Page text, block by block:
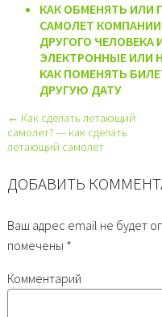
КАК ОБМЕНЯТЬ ИЛИ
САМОЛЕТ
ДРУГОГО
ЭЛЕКТРОННЫЕ ИЛИ
КАК ПОМЕНЯТЬ
ДРУГУЮ ДАТУ
← Как сделать летающий
самолет? — как сделать
летающий самолет
ДОБАВИТЬ
Ваш адрес email не будет
помечены *
Комментарий